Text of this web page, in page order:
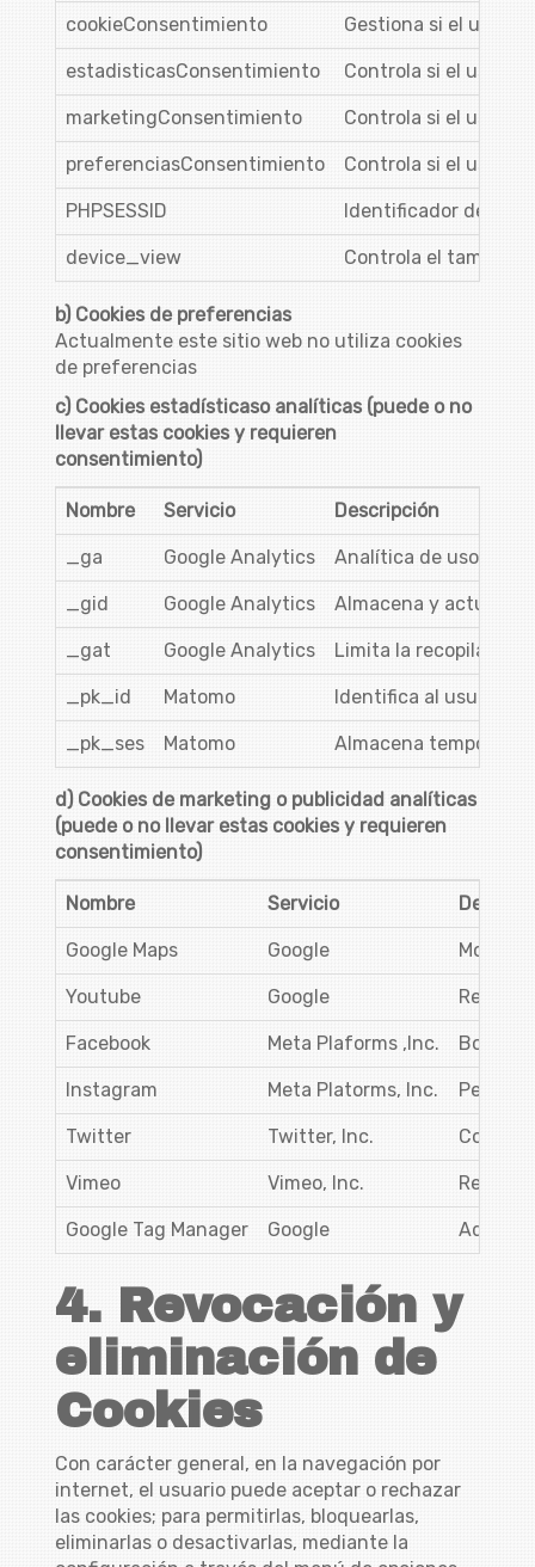
cookieConsentimiento Gestiona si el
estadisticasConsentimiento Controla si el
marketingConsentimiento Controla si el
preferenciasConsentimiento Controla si el
PHPSESSID Identificador de la
device_view Controla el tamaño
b) Cookies de preferencias
Actualmente este sitio web no utiliza cookies
de preferencias
c) Cookies estadísticaso analíticas (puede o no
llevar estas cookies y requieren
consentimiento)
Nombre Servicio Descripción
_ga Google Analytics Analítica de uso: nº
_gid Google Analytics Almacena y actualiza
_gat Google Analytics Limita la recopilación
_pk_id Matomo Identifica al usuario
_pk_ses Matomo Almacena
d) Cookies de marketing o publicidad analíticas
(puede o no llevar estas cookies y requieren
consentimiento)
Nombre Servicio
Google Maps Google Mostrar
Youtube Google
Facebook Meta Plaforms ,Inc. Botón
Instagram Meta Platorms, Inc. Perfil
Twitter Twitter, Inc.
Vimeo Vimeo, Inc.
Google Tag Manager Google
4. Revocación y
eliminación de
Cookies
Con carácter general, en la navegación por
internet, el usuario puede aceptar o rechazar
las cookies; para permitirlas, bloquearlas,
eliminarlas o desactivarlas, mediante la